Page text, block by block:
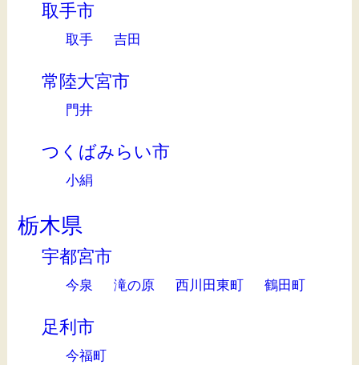
取手市
取手 吉田
常陸大宮市
門井
つくばみらい市
小絹
栃木県
宇都宮市
今泉 滝の原 西川田東町 鶴田町
足利市
今福町